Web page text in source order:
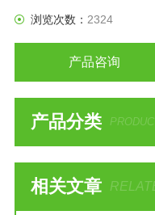
浏览次数： 2324
产品咨询
产品分类
相关文章